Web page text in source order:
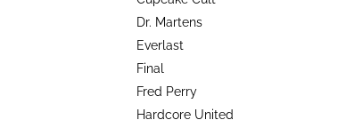
Dr. Martens
Everlast
Final
Fred Perry
Hardcore United
TRIKO COCKNEY REJECT - OXBLOOD
499 Kč